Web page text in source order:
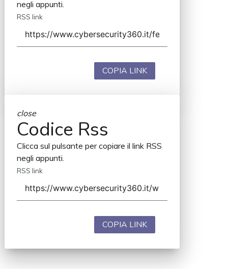
negli appunti.
RSS link
COPIA LINK
close
Codice Rss
Clicca sul pulsante per copiare il link RSS
negli appunti.
RSS link
COPIA LINK